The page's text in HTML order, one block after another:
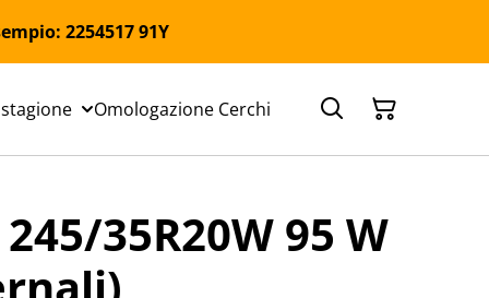
2254517 91Y
Omologazione Cerchi
35R20W 95 W